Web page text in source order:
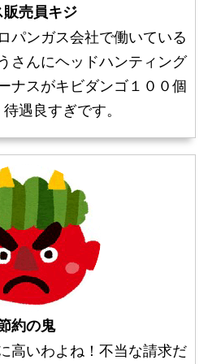
販売員キジ
パンガス会社で働いている
さんにヘッドハンティング
ナスがキビダンゴ１００個
遇良すぎです。
約の鬼
高いわよね！不当な請求だ